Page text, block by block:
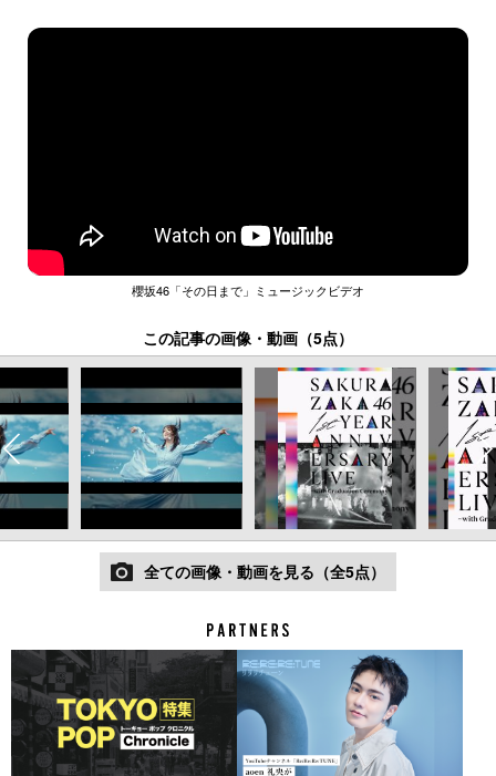
櫻坂46「その日まで」ミュージックビデオ
この記事の画像・動画（5点）
全ての画像・動画を見る（全5点）